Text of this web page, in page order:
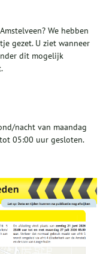
We hebben
gezet. U ziet wanneer
dit mogelijk
nacht van maandag
05:00 uur gesloten.